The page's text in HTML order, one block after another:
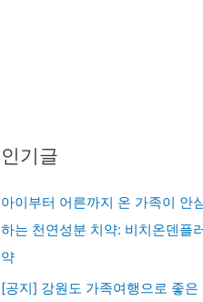
인기글
아이부터 어른까지 온 가족이 안
하는 천연성분 치약: 비치온덴플
약
[공지] 강원도 가족여행으로 좋은